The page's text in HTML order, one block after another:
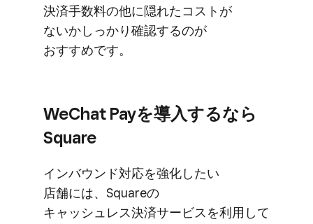
決済手数料の​他に​隠れた​コストが​
ないかしっかり​確認するのが​
おすすめです。
WeChat Payを​導入するなら​
Square
インバウンド対応を​強化したい​
店舗には、​Squareの​
キャッシュレス決済サービスを​利用して​